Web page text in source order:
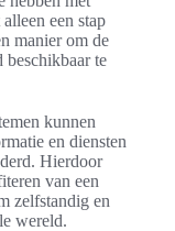
een stap
manier om de
beschikbaar te
kunnen
en diensten
Hierdoor
van een
zelfstandig en
wereld.